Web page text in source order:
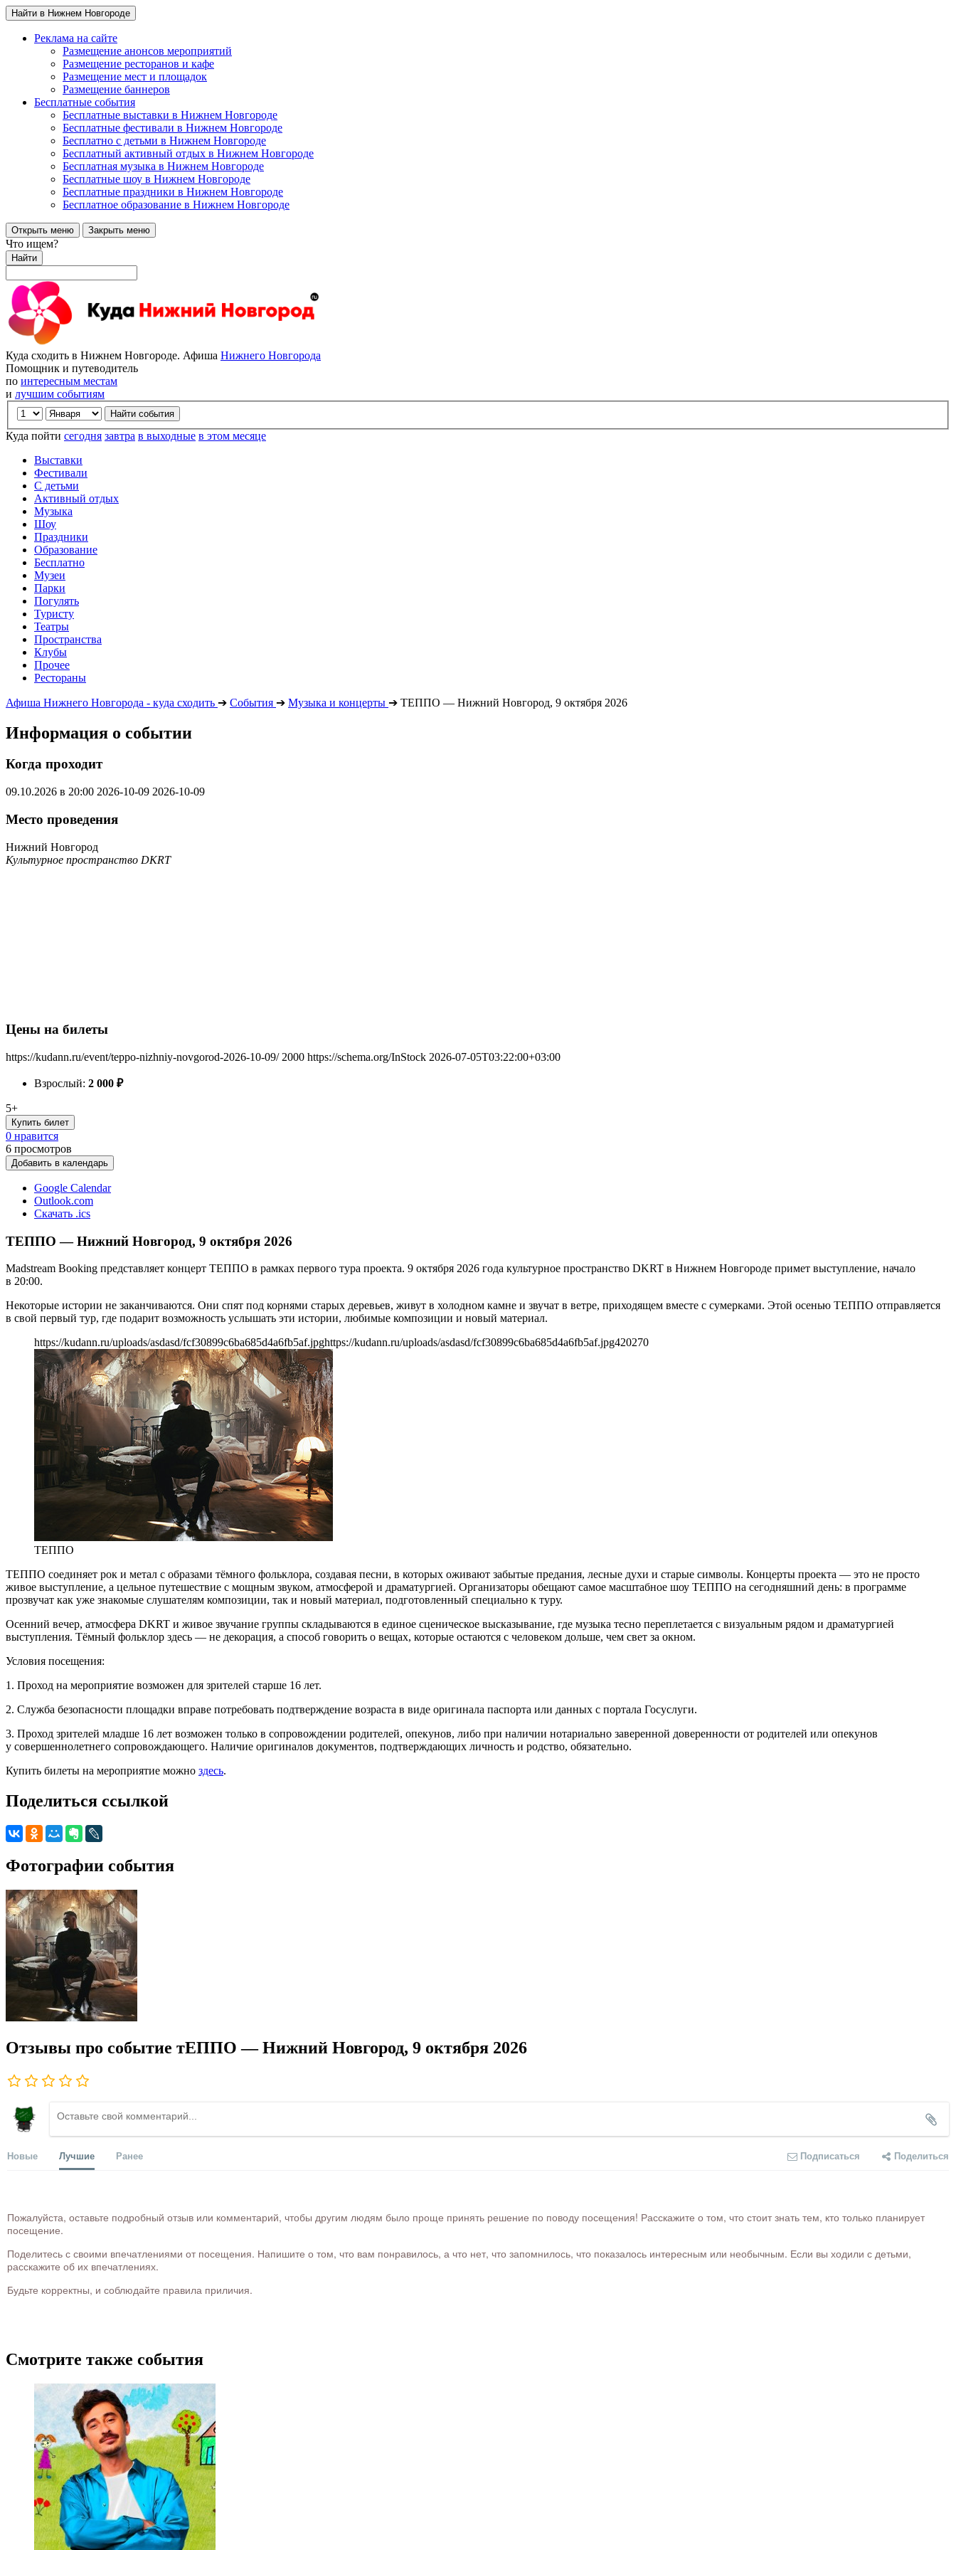
Найти в Нижнем Новгороде
Реклама на сайте
Размещение анонсов мероприятий
Размещение ресторанов и кафе
Размещение мест и площадок
Размещение баннеров
Бесплатные события
Бесплатные выставки в Нижнем Новгороде
Бесплатные фестивали в Нижнем Новгороде
Бесплатно с детьми в Нижнем Новгороде
Бесплатный активный отдых в Нижнем Новгороде
Бесплатная музыка в Нижнем Новгороде
Бесплатные шоу в Нижнем Новгороде
Бесплатные праздники в Нижнем Новгороде
Бесплатное образование в Нижнем Новгороде
Открыть меню Закрыть меню
Что ищем?
Найти
Куда сходить в Нижнем Новгороде. Афиша Нижнего Новгорода
Помощник и путеводитель
по интересным местам
и лучшим событиям
Куда пойти сегодня завтра в выходные в этом месяце
Выставки
Фестивали
С детьми
Активный отдых
Музыка
Шоу
Праздники
Образование
Бесплатно
Музеи
Парки
Погулять
Туристу
Театры
Пространства
Клубы
Прочее
Рестораны
Афиша Нижнего Новгорода - куда сходить ➔ События ➔ Музыка и концерты ➔ ТЕППО — Нижний Новгород, 9 октября 2026
Информация о событии
Когда проходит
09.10.2026 в 20:00 2026-10-09 2026-10-09
Место проведения
Нижний Новгород
Культурное пространство DKRT
Цены на билеты
https://kudann.ru/event/teppo-nizhniy-novgorod-2026-10-09/ 2000 https://schema.org/InStock 2026-07-05T03:22:00+03:00
Взрослый: 2 000 ₽
5+
Купить билет
0 нравится
6 просмотров
Добавить в календарь
Google Calendar
Outlook.com
Скачать .ics
ТЕППО — Нижний Новгород, 9 октября 2026
Madstream Booking представляет концерт ТЕППО в рамках первого тура проекта. 9 октября 2026 года культурное пространство DKRT в Нижнем Новгороде примет выступление, начало
в 20:00.
Некоторые истории не заканчиваются. Они спят под корнями старых деревьев, живут в холодном камне и звучат в ветре, приходящем вместе с сумерками. Этой осенью ТЕППО отправляется
в свой первый тур, где подарит возможность услышать эти истории, любимые композиции и новый материал.
https://kudann.ru/uploads/asdasd/fcf30899c6ba685d4a6fb5af.jpghttps://kudann.ru/uploads/asdasd/fcf30899c6ba685d4a6fb5af.jpg420270
ТЕППО
ТЕППО соединяет рок и метал с образами тёмного фольклора, создавая песни, в которых оживают забытые предания, лесные духи и старые символы. Концерты проекта — это не просто
живое выступление, а цельное путешествие с мощным звуком, атмосферой и драматургией. Организаторы обещают самое масштабное шоу ТЕППО на сегодняшний день: в программе
прозвучат как уже знакомые слушателям композиции, так и новый материал, подготовленный специально к туру.
Осенний вечер, атмосфера DKRT и живое звучание группы складываются в единое сценическое высказывание, где музыка тесно переплетается с визуальным рядом и драматургией
выступления. Тёмный фольклор здесь — не декорация, а способ говорить о вещах, которые остаются с человеком дольше, чем свет за окном.
Условия посещения:
1. Проход на мероприятие возможен для зрителей старше 16 лет.
2. Служба безопасности площадки вправе потребовать подтверждение возраста в виде оригинала паспорта или данных с портала Госуслуги.
3. Проход зрителей младше 16 лет возможен только в сопровождении родителей, опекунов, либо при наличии нотариально заверенной доверенности от родителей или опекунов
у совершеннолетнего сопровождающего. Наличие оригиналов документов, подтверждающих личность и родство, обязательно.
Купить билеты на мероприятие можно здесь.
Поделиться ссылкой
Фотографии события
Отзывы про событие тЕППО — Нижний Новгород, 9 октября 2026
Новые Лучшие Ранее Подписаться Поделиться
Пожалуйста, оставьте подробный отзыв или комментарий, чтобы другим людям было проще принять решение по поводу посещения! Расскажите о том, что стоит знать тем, кто только планирует
посещение.
Поделитесь с своими впечатлениями от посещения. Напишите о том, что вам понравилось, а что нет, что запомнилось, что показалось интересным или необычным. Если вы ходили с детьми,
расскажите об их впечатлениях.
Будьте корректны, и соблюдайте правила приличия.
Смотрите также события